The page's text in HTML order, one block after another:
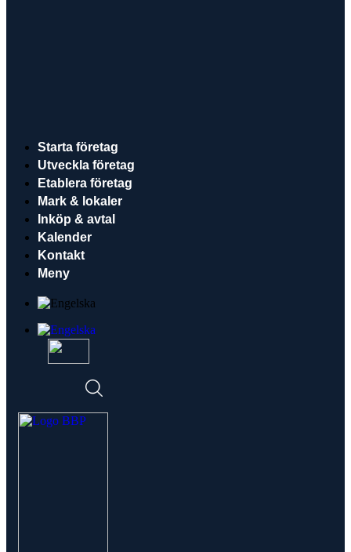
Starta företag
Utveckla företag
Etablera företag
Mark & lokaler
Inköp & avtal
Kalender
Kontakt
Meny